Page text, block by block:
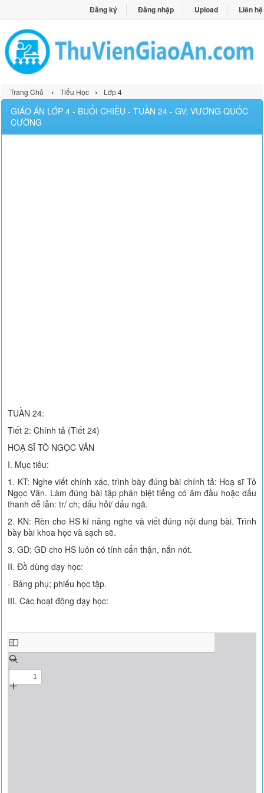
Đăng ký Đăng nhập Upload Liên hệ
Trang Chủ › Tiểu Học › Lớp 4
GIÁO ÁN LỚP 4 - BUỔI CHIỀU - TUẦN 24 - GV: VƯƠNG QUỐC
CƯỜNG
TUẦN 24:
Tiết 2: Chính tả (Tiết 24)
HOẠ SĨ TÔ NGỌC VÂN
I. Mục tiêu:
1. KT: Nghe viết chính xác, trình bày đúng bài chính tả: Hoạ sĩ Tô
Ngọc Vân. Làm đúng bài tập phân biệt tiếng có âm đầu hoặc dấu
thanh dễ lẫn: tr/ ch; dấu hỏi/ dấu ngã.
2. KN: Rèn cho HS kĩ năng nghe và viết đúng nội dung bài. Trình
bày bài khoa học và sạch sẽ.
3. GD: GD cho HS luôn có tính cẩn thận, nắn nót.
II. Đồ dùng dạy học:
- Bảng phụ; phiếu học tập.
III. Các hoạt động dạy học: